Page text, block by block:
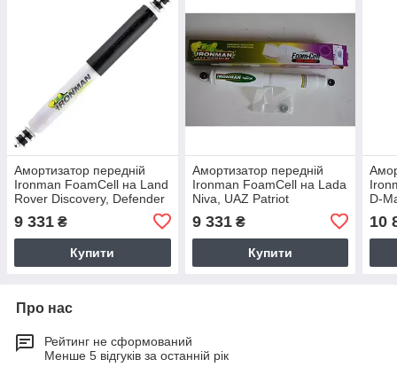
Амортизатор передній
Ironman FoamCell на Land
Rover Discovery, Defender
9 331 ₴
Купити
Амортизатор передній
Ironman FoamCell на Lada
Niva, UAZ Patriot
9 331₴
Купити
D-
10
Про нас
Рейтинг не сформований
Менше 5 відгуків за останній рік